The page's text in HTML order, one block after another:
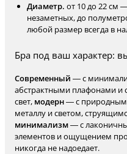
Диаметр. от 10 до 22 см
незаметных, до
любой размер всегда в
Бра под ваш характер:
Современный — с
абстрактными плафонами и
свет, модерн— с
металлу и светом,
минимализм— с
элементов и ощущением
никогда не надоедает.